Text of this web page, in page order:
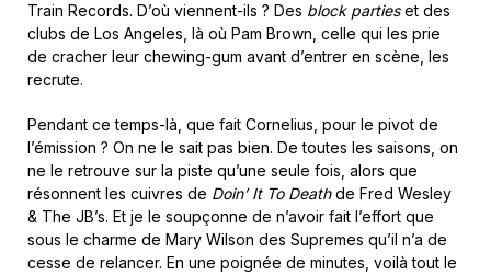
Train Records. D’où viennent-ils ? Des block partieset des
clubs de Los Angeles, là où Pam Brown, celle qui les prie
de cracher leur chewing-gum avant d’entrer en scène, les
recrute.
Pendant ce temps-là, que fait Cornelius, pour le pivot de
l’émission ? On ne le sait pas bien. De toutes les saisons, on
ne le retrouve sur la piste qu’une seule fois, alors que
résonnent les cuivres de Doin’ It To Deathde Fred Wesley
& The JB’s. Et je le soupçonne de n’avoir fait l’effort que
sous le charme de Mary Wilson des Supremes qu’il n’a de
cesse de relancer. En une poignée de minutes, voilà tout le